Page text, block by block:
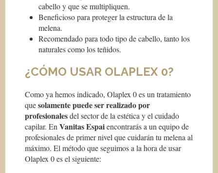
cabello y que se multipliquen.
Beneficioso para proteger la estructura de la
melena.
Recomendado para todo tipo de cabello, tanto los
naturales como los teñidos.
¿CÓMO USAR OLAPLEX 0?
Como ya hemos indicado, Olaplex 0 es un tratamiento
quesolamente puede ser realizado por
profesionalesdel sector de la estética y el cuidado
capilar. EnVanitas Espaiencontrarás a un equipo de
profesionales de primer nivel que cuidarán tu melena al
máximo. El método que seguimos a la hora de usar
Olaplex 0 es el siguiente: